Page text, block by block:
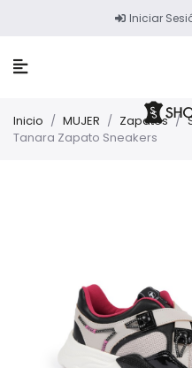
Iniciar
Inicio / MUJER / Zapatos /
Tanara Zapato Sneakers